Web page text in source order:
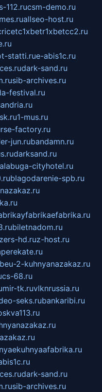
112.rucsm-demo.ru
allseo-host.ru
statti.rue-abis1c.ru
dark-sand.ru
sib-archives.ru
festival.ru
1-mus.ru
factory.ru
jun.rubandamn.ru
darksand.ru
alabuga-cityhotel.ru
blagodarenie-spb.ru
biletnadom.ru
hd.ruz-host.ru
2-kuhnyanazakaz.ru
cs-68.ru
mir-tk.ruvlknrussia.ru
seks.rubankaribi.ru
dark-sand.ru
sib-archives.ru